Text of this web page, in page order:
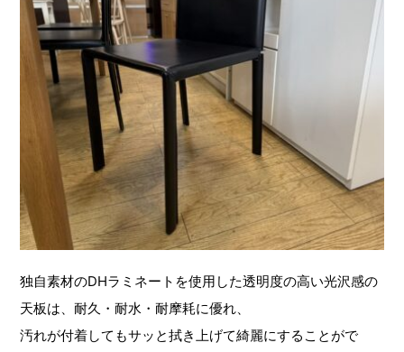
独自素材のDHラミネートを使用した透明度の高い光沢感の
天板は、耐久・耐水・耐摩耗に優れ、
汚れが付着してもサッと拭き上げて綺麗にすることがで